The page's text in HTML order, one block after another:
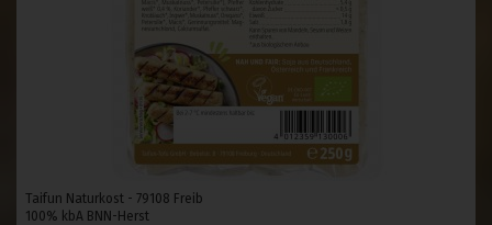
Taifun Naturkost - 79108 Freib
100% kbA BNN-Herst